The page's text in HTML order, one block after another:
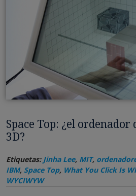
Space Top: ¿el
3D?
Etiquetas: Jinha Lee, MIT,
IBM, Space Top, What You Click Is
WYCIWYW